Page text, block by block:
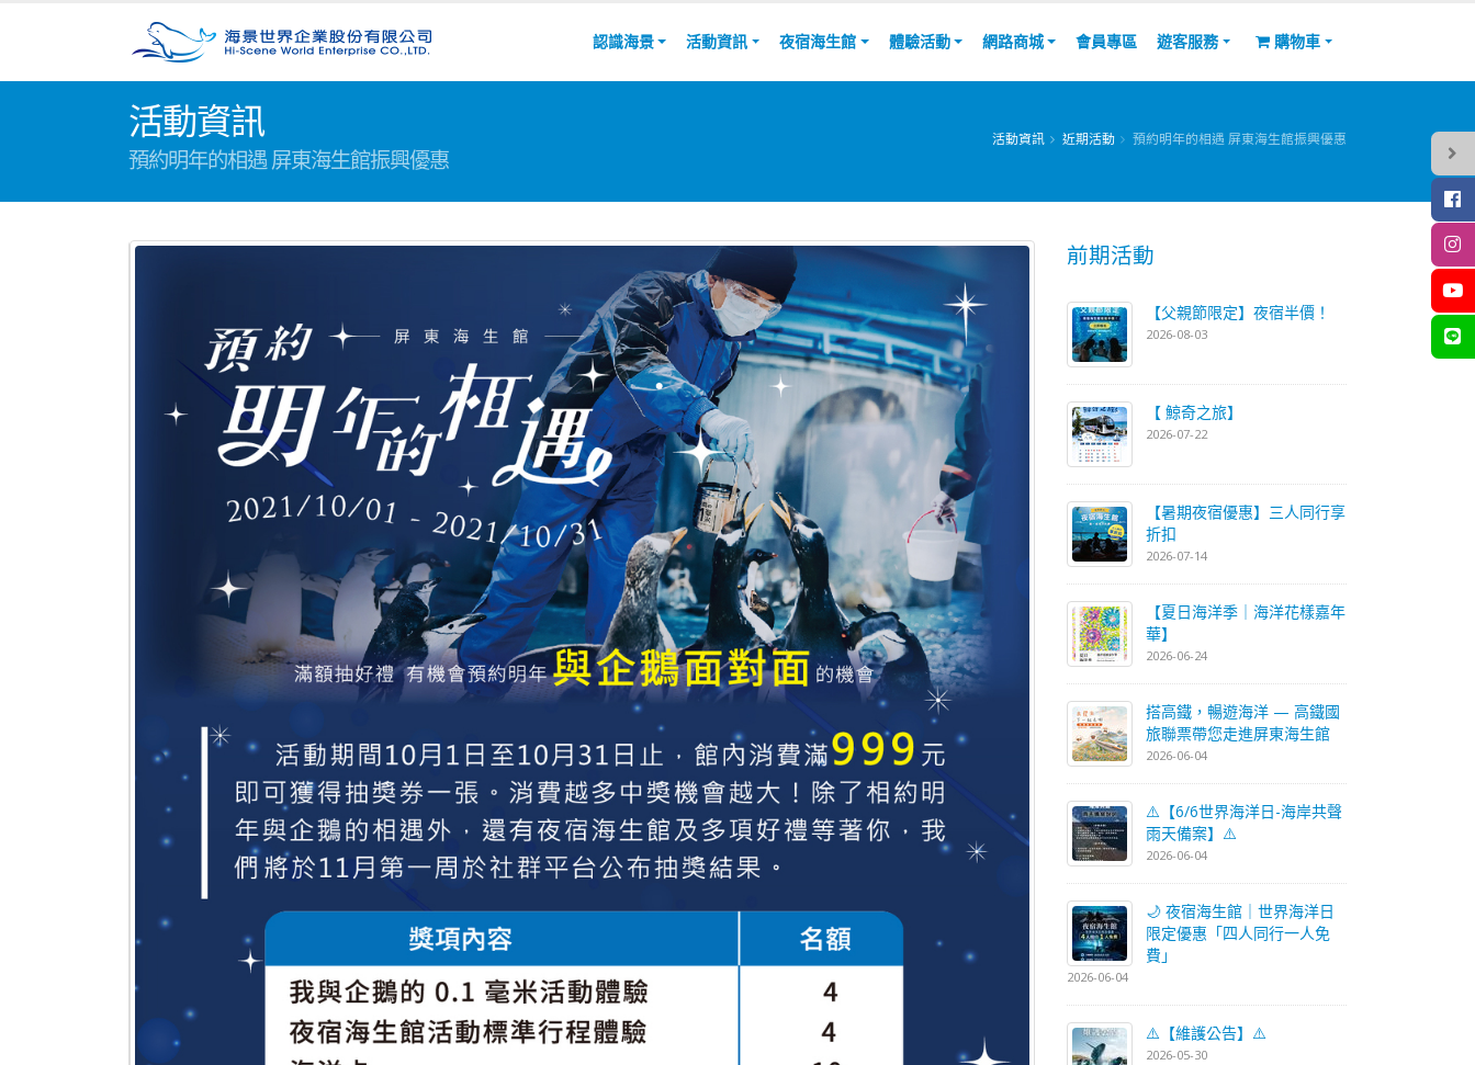
認識海景 活動資訊 夜宿海生館 體驗活動 網路商城 會員專區 遊客服務 購物車
活動資訊
預約明年的相遇 屏東海生館振興優惠
活動資訊 近期活動 預約明年的相遇 屏東海生館振興優惠
前期活動
【父親節限定】夜宿半價！
2026-08-03
【 鯨奇之旅】
2026-07-22
【暑期夜宿優惠】三人同行享
折扣
2026-07-14
【夏日海洋季｜海洋花樣嘉年
華】
2026-06-24
搭高鐵，暢遊海洋 — 高鐵國
旅聯票帶您走進屏東海生館
2026-06-04
⚠️【6/6世界海洋日-海岸共聲
雨天備案】⚠️
2026-06-04
🌙 夜宿海生館｜世界海洋日
限定優惠「四人同行一人免
費」
2026-06-04
⚠️【維護公告】⚠️
2026-05-30